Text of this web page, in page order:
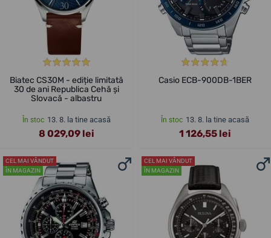
Biatec CS30M - ediție limitată
30 de ani Republica Cehă și
Slovacă - albastru
În stoc 13. 8. la tine acasă
8 029,09 lei
Casio ECB-900DB-1BER
În stoc 13. 8. la tine acasă
1 126,55 lei
CEL MAI VÂNDUT
ÎN MAGAZIN
CEL MAI VÂNDUT
ÎN MAGAZIN